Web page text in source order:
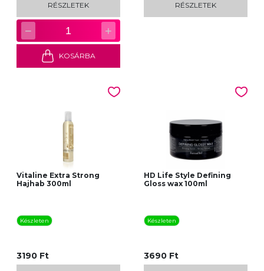
RÉSZLETEK
− 1 +
KOSÁRBA
RÉSZLETEK
Vitaline Extra Strong
Hajhab 300ml
Készleten
3190 Ft
HD Life Style Defining
Gloss wax 100ml
Készleten
3690 Ft